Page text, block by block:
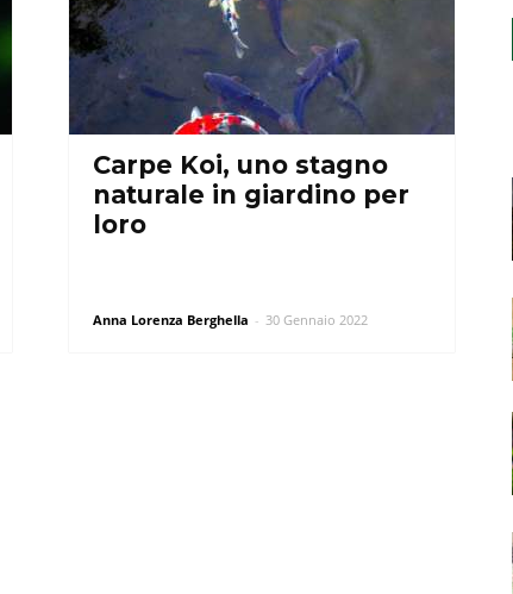
Carpe Koi, uno stagno
naturale in giardino per
loro
Anna Lorenza Berghella - 30 Gennaio 2022